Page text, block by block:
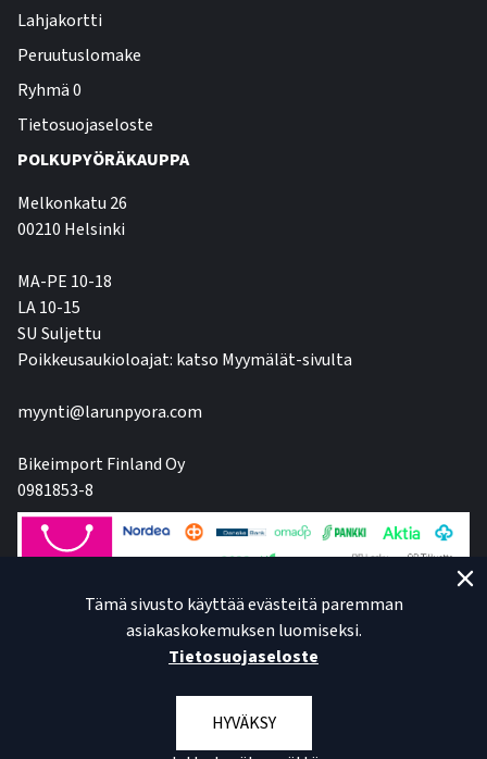
Lahjakortti
Peruutuslomake
Ryhmä 0
Tietosuojaseloste
POLKUPYÖRÄKAUPPA
Melkonkatu 26
00210 Helsinki
MA-PE 10-18
LA 10-15
SU Suljettu
Poikkeusaukioloajat: katso Myymälät-sivulta
myynti@larunpyora.com
Bikeimport Finland Oy
0981853-8
Tämä sivusto käyttää evästeitä paremman
asiakaskokemuksen luomiseksi.
Tietosuojaseloste
HYVÄKSY